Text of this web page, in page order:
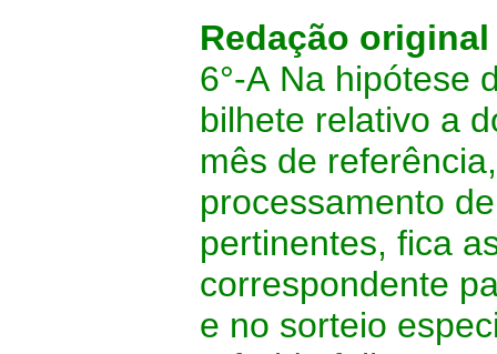
Redação
6°-A Na hipótese
bilhete relativo a
mês de
processamento
pertinentes, fica
correspondente
e no sorteio